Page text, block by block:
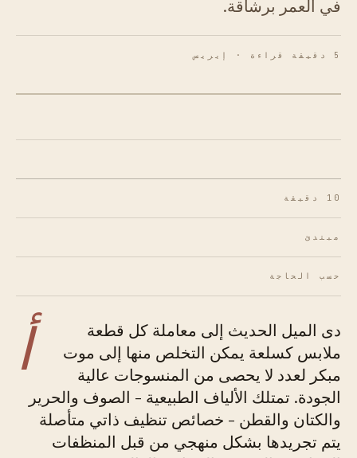
في العمر برشاقة.
5 دقيقة قراءة · إيريس
10 دقيقة
مبتدئ
حسب الحاجة
أ
دى الميل الحديث إلى معاملة كل قطعة
ملابس كسلعة يمكن التخلص منها إلى موت
مبكر لعدد لا يحصى من المنسوجات عالية
الجودة. تمتلك الألياف الطبيعية - الصوف والحرير
والكتان والقطن - خصائص تنظيف ذاتي متأصلة
يتم تجريدها بشكل منهجي من قبل المنظفات